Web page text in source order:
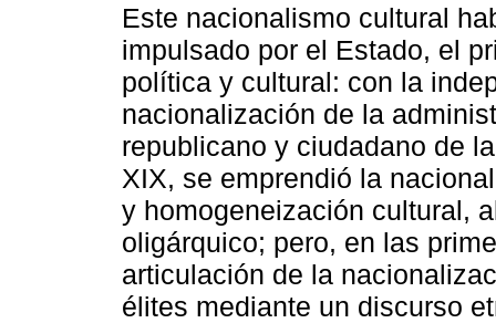
Este nacionalismo cultural
impulsado por el Estado, el
política y cultural: con la
nacionalización de la
republicano y ciudadano de
XIX, se emprendió la
y homogeneización cultural,
oligárquico; pero, en las
articulación de la
élites mediante un discurso